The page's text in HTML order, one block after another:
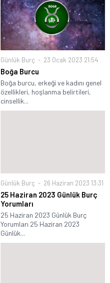
Günlük Burç 23 Ocak 2023 21:54
Boğa Burcu
Boğa burcu, erkeği ve kadını genel
özellikleri, hoşlanma belirtileri,
cinsellik...
Günlük Burç 26 Haziran 2023 13:31
25 Haziran 2023 Günlük Burç
Yorumları
25 Haziran 2023 Günlük Burç
Yorumları 25 Haziran 2023
Günlük...